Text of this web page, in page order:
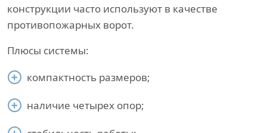
конструкции часто используют в качестве
противопожарных ворот.
Плюсы системы:
компактность размеров;
наличие четырех опор;